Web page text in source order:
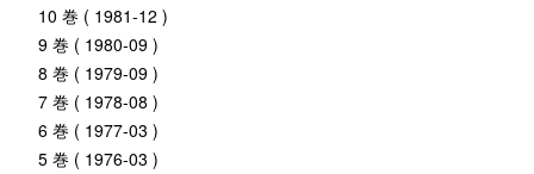
10 巻 ( 1981-12 )
9 巻 ( 1980-09 )
8 巻 ( 1979-09 )
7 巻 ( 1978-08 )
6 巻 ( 1977-03 )
5 巻 ( 1976-03 )